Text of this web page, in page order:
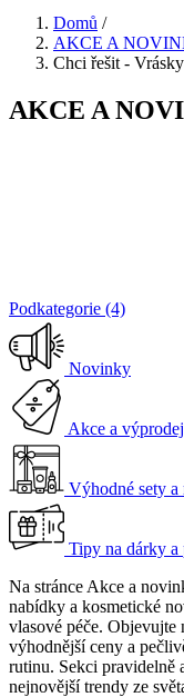
Domů /
AKCE A
Chci řešit - Vrásky
AKCE A
Podkategorie (4)
Novinky
Akce a výprodej
Výhodné sety a
Tipy na dárky a
Na stránce Akce a
nabídky a kosmetické
vlasové péče. Objevujte
výhodnější ceny a
rutinu. Sekci pravidelně
nejnovější trendy ze